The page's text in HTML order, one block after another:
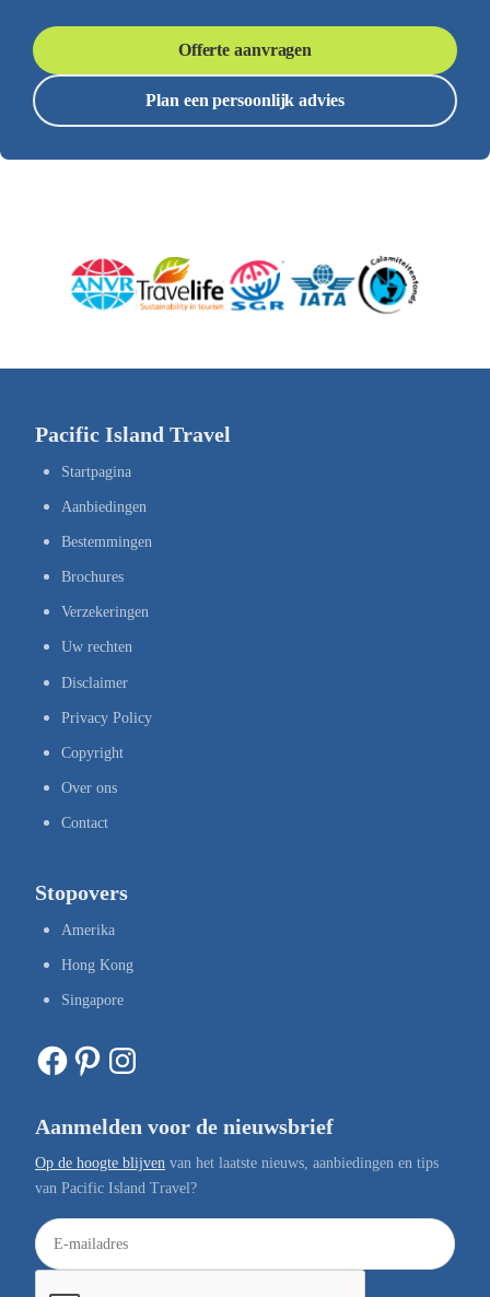
Offerte aanvragen
Plan een persoonlijk advies
Pacific Island Travel
Startpagina
Aanbiedingen
Bestemmingen
Brochures
Verzekeringen
Uw rechten
Disclaimer
Privacy Policy
Copyright
Over ons
Contact
Stopovers
Amerika
Hong Kong
Singapore
Facebook Pinterest Instagram
Aanmelden voor de nieuwsbrief
Op de hoogte blijven van het laatste nieuws, aanbiedingen en tips
van Pacific Island Travel?
E
-